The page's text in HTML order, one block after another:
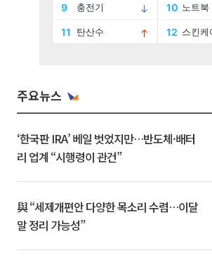
주요뉴스
‘한국판 IRA’ 베일 벗었지만…반도체·배터
리 업계 “시행령이 관건”
與 “세제개편안 다양한 목소리 수렴…이달
말 정리 가능성”